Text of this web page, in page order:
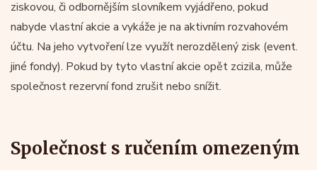
ziskovou, či odbornějším slovníkem vyjádřeno, pokud
nabyde vlastní akcie a vykáže je na aktivním rozvahovém
účtu. Na jeho vytvoření lze využít nerozdělený zisk (event.
jiné fondy). Pokud by tyto vlastní akcie opět zcizila, může
společnost rezervní fond zrušit nebo snížit.
Společnost s ručením omezeným